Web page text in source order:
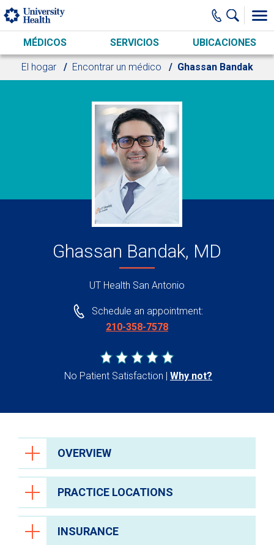
Skip to main content
MÉDICOS SERVICIOS UBICACIONES
El hogar Encontrar un médico Ghassan Bandak
Ghassan Bandak, MD
UT Health San Antonio
Schedule an appointment:
210-358-7578
No Patient Satisfaction Why not?
OVERVIEW
PRACTICE LOCATIONS
INSURANCE